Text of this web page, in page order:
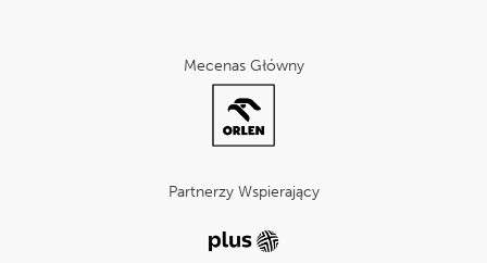
Mecenas Główny
Partnerzy Wspierający